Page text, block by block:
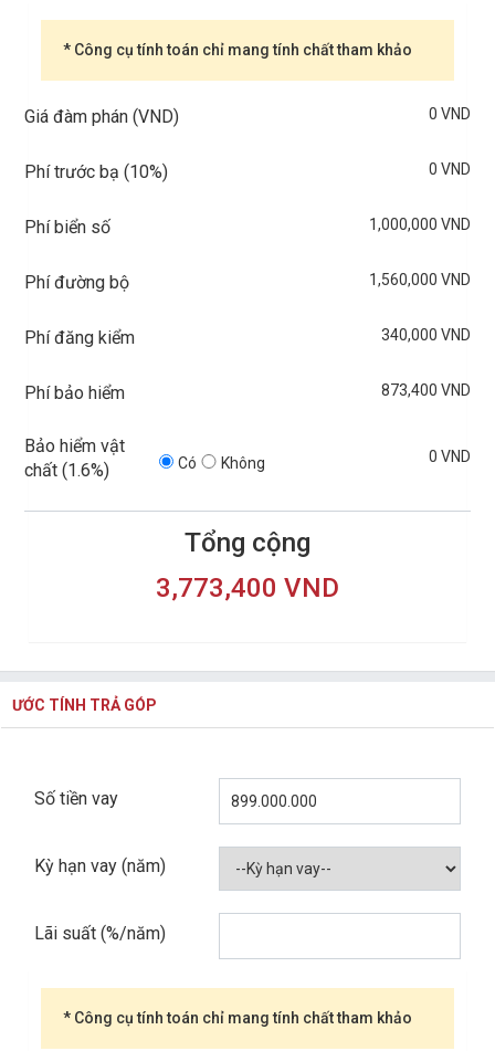
* Công cụ tính toán chỉ mang tính chất tham khảo
Giá đàm phán (VND) 0 VND
Phí trước bạ (10%) 0 VND
Phí biển số 1,000,000 VND
Phí đường bộ 1,560,000 VND
Phí đăng kiểm 340,000 VND
Phí bảo hiểm 873,400 VND
Bảo hiểm vật
chất (1.6%) Có Không 0 VND
Tổng cộng
3,773,400 VND
ƯỚC TÍNH TRẢ GÓP
Số tiền vay
Kỳ hạn vay (năm)
Lãi suất (%/năm)
* Công cụ tính toán chỉ mang tính chất tham khảo